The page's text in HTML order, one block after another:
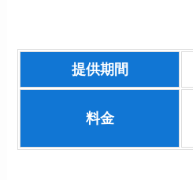
提供期間
料金